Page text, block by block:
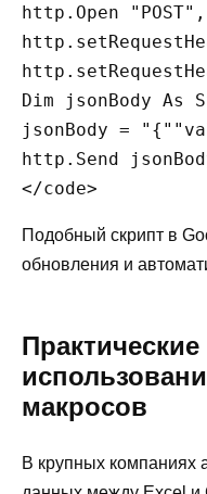
http.Open
Dim jsonBody As
jsonBody =
http.Send
</code>
Подобный скрипт в
обновления и
макросов
В крупных компаниях